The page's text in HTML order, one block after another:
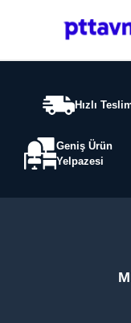
Hızlı
Geniş Ürün
Yelpazesi